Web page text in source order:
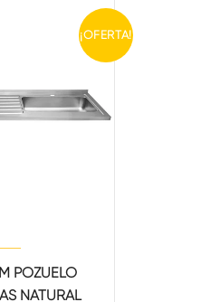
¡OFERTA!
POZUELO
NATURAL